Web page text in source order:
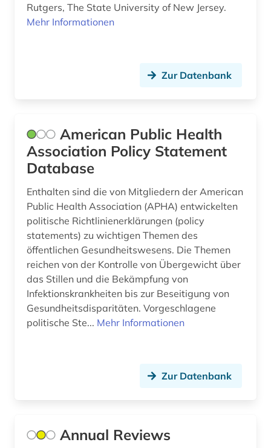
förderpreis für deutsche wissenschaftler im g.
gender studies (1)
genetische psychologie (1)
geografie (1)
geographie (1)
geowissenschaften (2)
gerichtliche wissenschaften (1)
germanistik (1)
geschlechterforschung (1)
Rutgers, The State University of New Jersey.
Mehr Informationen
Zur Datenbank
American Public Health
Association Policy Statement
Database
Enthalten sind die von Mitgliedern der American
Public Health Association (APHA) entwickelten
politische Richtlinienerklärungen (policy
statements) zu wichtigen Themen des
öffentlichen Gesundheitswesens. Die Themen
reichen von der Kontrolle von Übergewicht über
das Stillen und die Bekämpfung von
Infektionskrankheiten bis zur Beseitigung von
Gesundheitsdisparitäten. Vorgeschlagene
politische Ste... Mehr Informationen
Zur Datenbank
Annual Reviews